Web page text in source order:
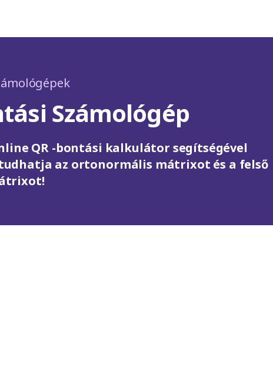
Számológép
QR -bontási kalkulátor segítségével
az ortonormális mátrixot és a felső